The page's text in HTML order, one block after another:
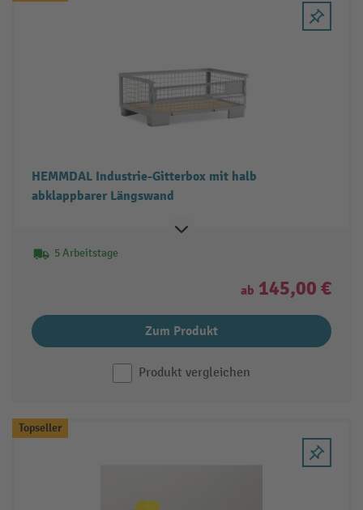
HEMMDAL Industrie-Gitterbox mit halb
abklappbarer Längswand
5 Arbeitstage
ab 145,00 €
Zum Produkt
Produkt vergleichen
Topseller